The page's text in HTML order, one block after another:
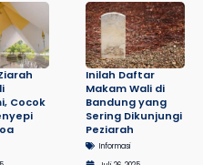
Cocok
Inilah Daftar
Makam Wali di
Bandung yang
Sering Dikunjungi
Peziarah
Informasi